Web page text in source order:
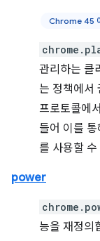
Chrome 45
관리하는 클
는 정책에서
프로토콜에
들어 이를
를 사용할
power
능을 재정의